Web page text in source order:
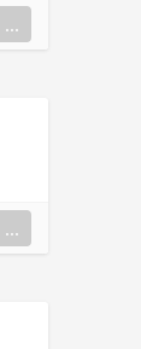
...
...